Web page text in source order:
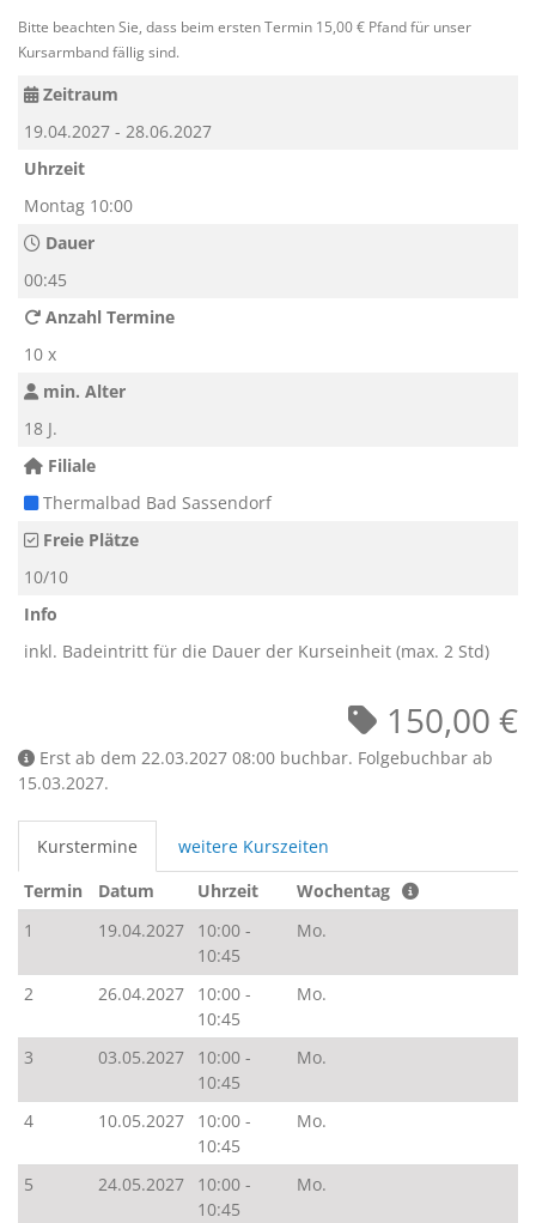
Bitte beachten Sie, dass beim ersten Termin 15,00 € Pfand für unser
Kursarmband fällig sind.
Zeitraum
19.04.2027 - 28.06.2027
Uhrzeit
Montag 10:00
Dauer
00:45
Anzahl Termine
10 x
min. Alter
18 J.
Filiale
Thermalbad Bad Sassendorf
Freie Plätze
10/10
Info
inkl. Badeintritt für die Dauer der Kurseinheit (max. 2 Std)
150,00 €
Erst ab dem 22.03.2027 08:00 buchbar. Folgebuchbar ab
15.03.2027.
Kurstermine
weitere Kurszeiten
Termin
Datum Uhrzeit
Wochentag
1
19.04.2027
10:00 -
10:45
Mo.
2 26.04.2027
10:00 -
10:45
Mo.
3 03.05.2027
10:00 -
10:45
Mo.
4 10.05.2027
10:00 -
10:45
Mo.
5 24.05.2027
10:00 -
10:45
Mo.